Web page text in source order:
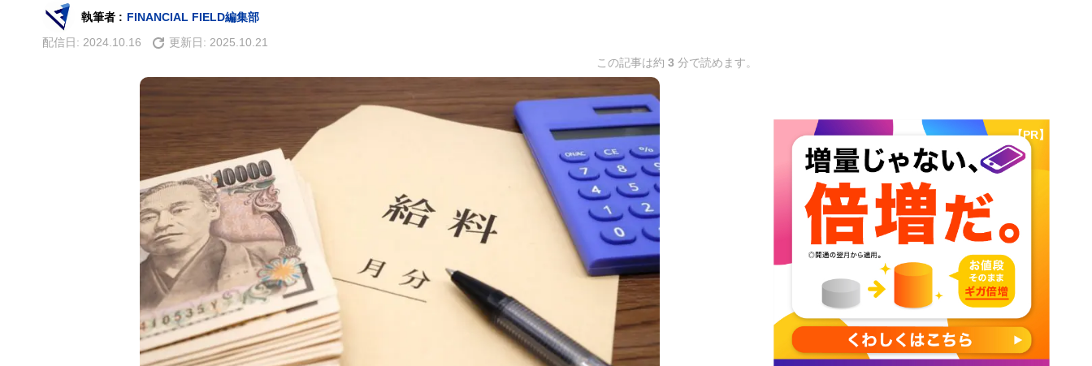
執筆者 : FINANCIAL FIELD編集部
配信日: 2024.10.16 更新日: 2025.10.21
この記事は約 3 分で読めます。
【PR】